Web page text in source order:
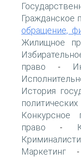
Гражданское
обращение,
Жилищное
право -
История
Конкурсное
право -
Маркетинг